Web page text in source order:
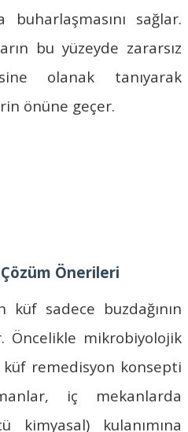
buharlaşmasını sağlar.
bu yüzeyde zararsız
olanak tanıyarak
önüne geçer.
Önerileri
küf sadece buzdağının
Öncelikle mikrobiyolojik
küf remedisyon konsepti
iç mekanlarda
kulanımına